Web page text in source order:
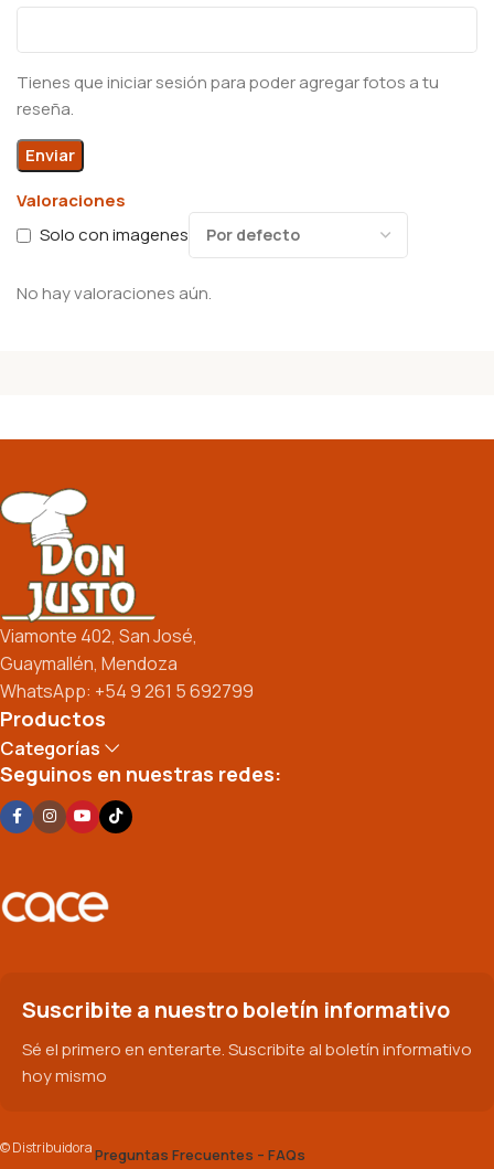
Valoraciones
Solo con imagenes
No hay valoraciones aún.
Tienes que iniciar sesión para poder agregar fotos a tu
reseña.
Viamonte 402, San José,
Guaymallén, Mendoza
WhatsApp: +54 9 261 5 692799
Productos
Categorías
Seguinos en nuestras redes:
Suscribite a nuestro boletín informativo
Sé el primero en enterarte. Suscribite al boletín informativo
hoy mismo
© DistribuidoraPreguntas Frecuentes – FAQs